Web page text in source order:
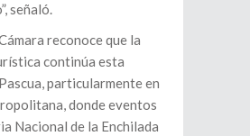
señaló.
reconoce que la
continúa esta
particularmente en
donde eventos
Nacional de la Enchilada